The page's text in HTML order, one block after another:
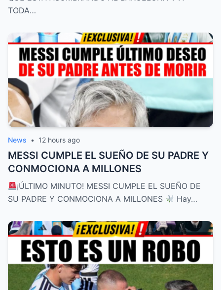
TODA…
News • 12 hours ago
MESSI CUMPLE EL SUEÑO DE SU PADRE Y
CONMOCIONA A MILLONES
¡ÚLTIMO MINUTO! MESSI CUMPLE EL SUEÑO DE
SU PADRE Y CONMOCIONA A MILLONES
Hay…